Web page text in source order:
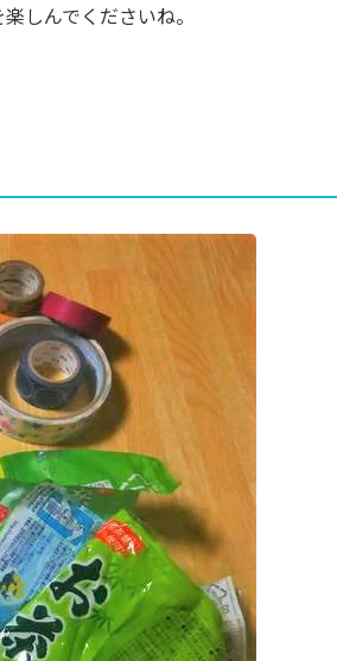
しんでくださいね。